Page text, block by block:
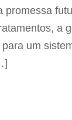
promessa
a
um